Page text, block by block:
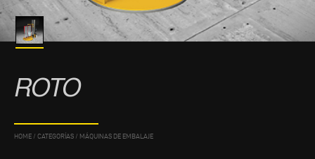
ROTO
HOME / CATEGORÍAS / MÁQUINAS DE EMBALAJE